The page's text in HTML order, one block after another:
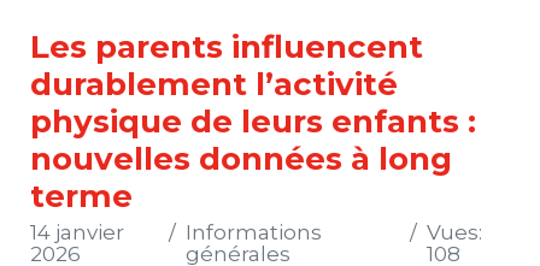
Les parents influencent
durablement l’activité
physique de leurs enfants :
nouvelles données à long
terme
Informations
générales
14 janvier
2026
Vues:
108